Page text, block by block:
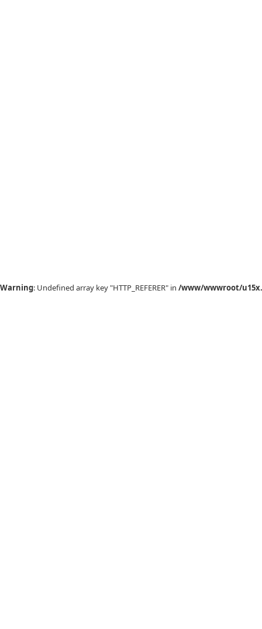
Warning: Undefined array key "HTTP_REFERER" in /www/wwwroot/